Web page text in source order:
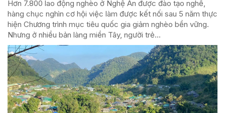
Hơn 7.800 lao động nghèo ở Nghệ An được đào tạo nghề,
hàng chục nghìn cơ hội việc làm được kết nối sau 5 năm thực
hiện Chương trình mục tiêu quốc gia giảm nghèo bền vững.
Nhưng ở nhiều bản làng miền Tây, người trẻ...